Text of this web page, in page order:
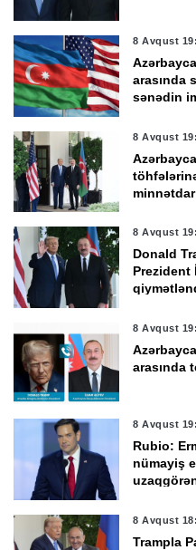
8 Avqust
arasında
sənədin
8 Avqust
8 Avqust
Donald
8 Avqust
arasında
8 Avqust
Rubio:
nümayiş
8 Avqust
Trampla